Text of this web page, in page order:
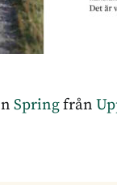
Springfrån